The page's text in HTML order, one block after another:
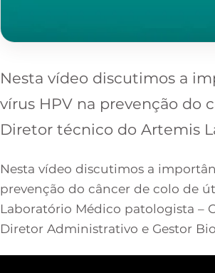
Nesta vídeo discutimos a
vírus HPV na prevenção do
Diretor técnico do Artemis
Nesta vídeo discutimos a
prevenção do câncer de colo de
Laboratório Médico patologista –
Diretor Administrativo e Gestor